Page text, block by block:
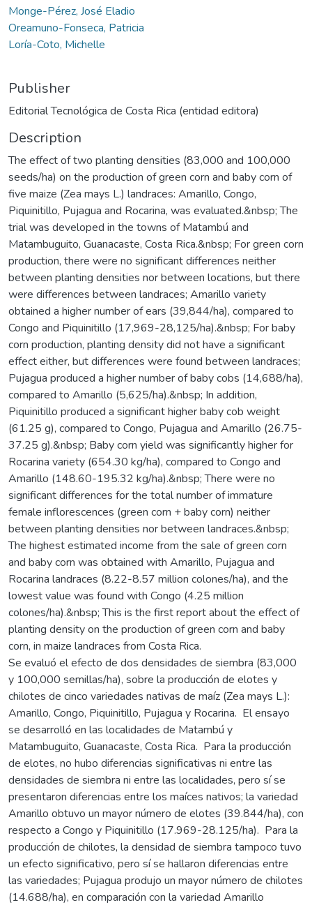
Monge-Pérez, José Eladio
Oreamuno-Fonseca, Patricia
Loría-Coto, Michelle
Publisher
Editorial Tecnológica de Costa Rica (entidad editora)
Description
The effect of two planting densities (83,000 and 100,000
seeds/ha) on the production of green corn and baby corn of
five maize (Zea mays L.) landraces: Amarillo, Congo,
Piquinitillo, Pujagua and Rocarina, was evaluated.&nbsp; The
trial was developed in the towns of Matambú and
Matambuguito, Guanacaste, Costa Rica.&nbsp; For green corn
production, there were no significant differences neither
between planting densities nor between locations, but there
were differences between landraces; Amarillo variety
obtained a higher number of ears (39,844/ha), compared to
Congo and Piquinitillo (17,969-28,125/ha).&nbsp; For baby
corn production, planting density did not have a significant
effect either, but differences were found between landraces;
Pujagua produced a higher number of baby cobs (14,688/ha),
compared to Amarillo (5,625/ha).&nbsp; In addition,
Piquinitillo produced a significant higher baby cob weight
(61.25 g), compared to Congo, Pujagua and Amarillo (26.75-
37.25 g).&nbsp; Baby corn yield was significantly higher for
Rocarina variety (654.30 kg/ha), compared to Congo and
Amarillo (148.60-195.32 kg/ha).&nbsp; There were no
significant differences for the total number of immature
female inflorescences (green corn + baby corn) neither
between planting densities nor between landraces.&nbsp;
The highest estimated income from the sale of green corn
and baby corn was obtained with Amarillo, Pujagua and
Rocarina landraces (8.22-8.57 million colones/ha), and the
lowest value was found with Congo (4.25 million
colones/ha).&nbsp; This is the first report about the effect of
planting density on the production of green corn and baby
corn, in maize landraces from Costa Rica.
Se evaluó el efecto de dos densidades de siembra (83,000
y 100,000 semillas/ha), sobre la producción de elotes y
chilotes de cinco variedades nativas de maíz (Zea mays L.):
Amarillo, Congo, Piquinitillo, Pujagua y Rocarina. El ensayo
se desarrolló en las localidades de Matambú y
Matambuguito, Guanacaste, Costa Rica. Para la producción
de elotes, no hubo diferencias significativas ni entre las
densidades de siembra ni entre las localidades, pero sí se
presentaron diferencias entre los maíces nativos; la variedad
Amarillo obtuvo un mayor número de elotes (39.844/ha), con
respecto a Congo y Piquinitillo (17.969-28.125/ha). Para la
producción de chilotes, la densidad de siembra tampoco tuvo
un efecto significativo, pero sí se hallaron diferencias entre
las variedades; Pujagua produjo un mayor número de chilotes
(14.688/ha), en comparación con la variedad Amarillo